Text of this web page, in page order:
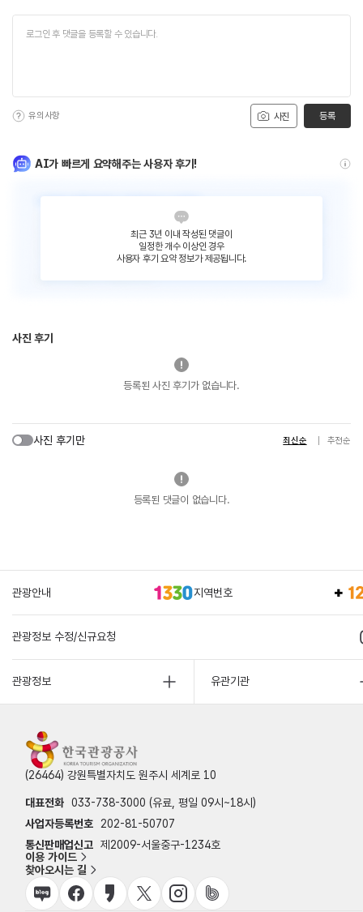
사진
유의사항 등록
AI가 빠르게 요약해주는 사용자 후기!
최근 3년 이내 작성된 댓글이
일정한 개수 이상인 경우
사용자 후기 요약 정보가 제공됩니다.
사진 후기
등록된 사진 후기가 없습니다.
사진 후기만 최신순 추천순
등록된 댓글이 없습니다.
관광안내 지역번호
관광정보 수정/신규요청
관광정보 유관기관
(26464) 강원특별자치도 원주시 세계로 10
대표전화 033-738-3000 (유료, 평일 09시~18시)
사업자등록번호
202-81-50707
통신판매업신고 제2009-서울중구-1234호
이용 가이드
찾아오시는 길